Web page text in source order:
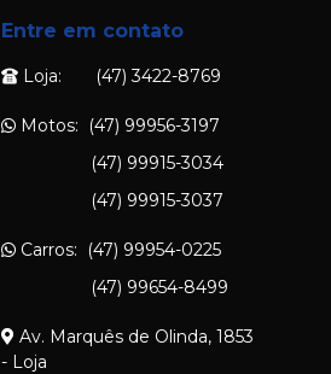
Entre em contato
Loja: (47) 3422-8769
Motos: (47) 99956-3197
(47) 99915-3034
(47) 99915-3037
Carros: (47) 99954-0225
(47) 99654-8499
Av. Marquês de Olinda, 1853
- Loja